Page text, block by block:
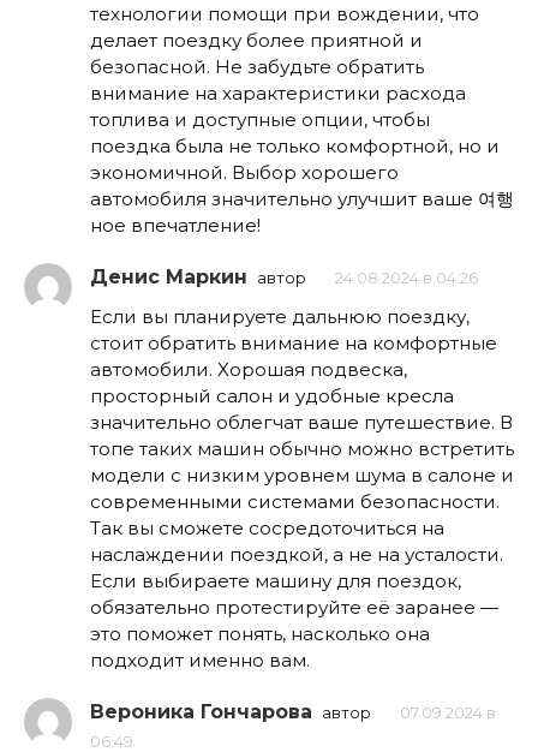
технологии помощи при вождении, что
делает поездку более приятной и
безопасной. Не забудьте обратить
внимание на характеристики расхода
топлива и доступные опции, чтобы
поездка была не только комфортной, но и
экономичной. Выбор хорошего
автомобиля значительно улучшит ваше 여행
ное впечатление!
Денис Маркин автор 24.08.2024 в 04:26
Если вы планируете дальнюю поездку,
стоит обратить внимание на комфортные
автомобили. Хорошая подвеска,
просторный салон и удобные кресла
значительно облегчат ваше путешествие. В
топе таких машин обычно можно встретить
модели с низким уровнем шума в салоне и
современными системами безопасности.
Так вы сможете сосредоточиться на
наслаждении поездкой, а не на усталости.
Если выбираете машину для поездок,
обязательно протестируйте её заранее —
это поможет понять, насколько она
подходит именно вам.
Вероника Гончарова автор
07.09.2024 в
06:49